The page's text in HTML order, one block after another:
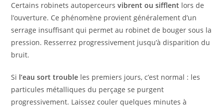
Certains robinets autoperceursvibrent ou sifflent lors de
l’ouverture. Ce phénomène provient généralement d’un
serrage insuffisant qui permet au robinet de bouger sous la
pression. Resserrez progressivement jusqu’à disparition du
bruit.
Si l’eau sort trouble les premiers jours, c’est normal : les
particules métalliques du perçage se purgent
progressivement. Laissez couler quelques minutes à